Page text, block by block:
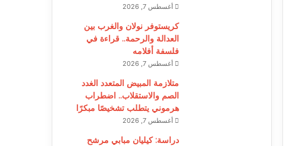
أغسطس 7, 2026
كريستوفر نولان والغرب بين
العدالة والرحمة.. قراءة في
فلسفة أفلامه
أغسطس 7, 2026
متلازمة المبيض المتعدد الغدد
الصم والاستقلاب.. اضطراب
هرموني يتطلب تشخيصًا مبكرًا
أغسطس 7, 2026
دراسة: كيليان مبابي مرشح